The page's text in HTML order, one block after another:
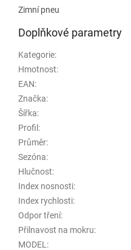
Zimní pneu
Doplňkové parametry
Kategorie:
Hmotnost:
EAN:
Značka:
Šířka:
Profil :
Průměr:
Sezóna:
Hlučnost:
Index nosnosti:
Index rychlosti:
Odpor tření:
Přilnavost na mokru:
MODEL :